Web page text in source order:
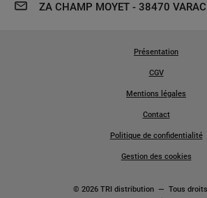
ZA CHAMP MOYET - 38470
Présentation
CGV
Mentions légales
Contact
Politique de confidentialité
Gestion des cookies
© 2026 TRI distribution — Tous